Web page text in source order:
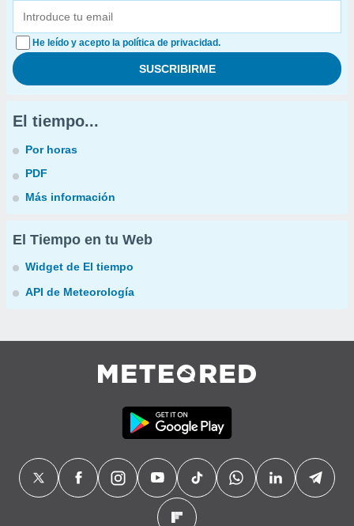
He leído y acepto la política de privacidad.
El tiempo...
Por horas
PDF
Más información
El Tiempo en tu Web
Widget de El tiempo
API de Meteorología